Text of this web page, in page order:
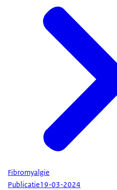
Fibromyalgie
Publicatie19-03-2024